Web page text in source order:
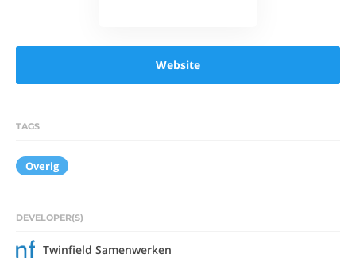
Website
TAGS
Overig
DEVELOPER(S)
Twinfield Samenwerken